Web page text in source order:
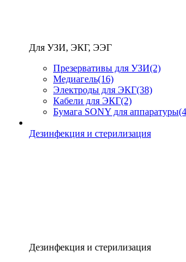
Для УЗИ, ЭКГ, ЭЭГ
Презервативы для УЗИ(2)
Медиагель(16)
Электроды для ЭКГ(38)
Кабели для ЭКГ(2)
Бумага SONY для аппаратуры
Дезинфекция и стерилизация
Дезинфекция и стерилизация